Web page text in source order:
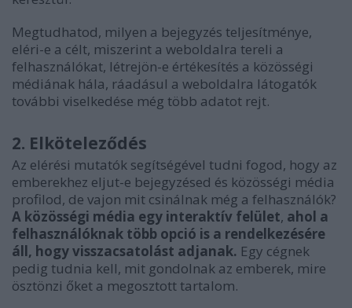
Megtudhatod, milyen a bejegyzés teljesítménye,
eléri-e a célt, miszerint a weboldalra tereli a
felhasználókat, létrejön-e értékesítés a közösségi
médiának hála, ráadásul a weboldalra látogatók
további viselkedése még több adatot rejt.
2. Elköteleződés
Az elérési mutatók segítségével tudni fogod, hogy az
emberekhez eljut-e bejegyzésed és közösségi média
profilod, de vajon mit csinálnak még a felhasználók?
A közösségi média egy interaktív felület, ahol a
felhasználóknak több opció is a rendelkezésére
áll, hogy visszacsatolást adjanak. Egy cégnek
pedig tudnia kell, mit gondolnak az emberek, mire
ösztönzi őket a megosztott tartalom.